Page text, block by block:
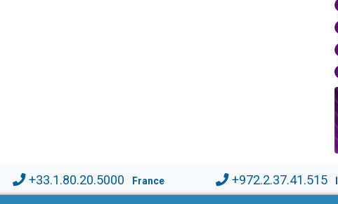
+33.1.80.20.5000 France +972.2.37.41.515